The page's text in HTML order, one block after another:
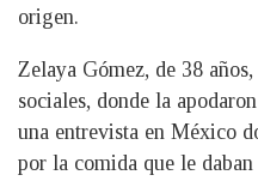
origen.
Zelaya Gómez, de 38
sociales, donde la
una entrevista en México
por la comida que le